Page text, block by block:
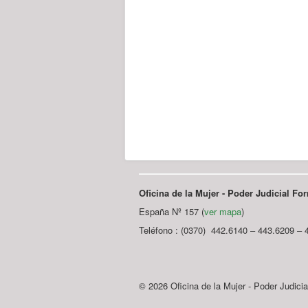
Oficina de la Mujer - Poder Judicial
España Nº 157 (ver mapa)
Teléfono : (0370) 442.6140 – 443.6209 –
© 2026 Oficina de la Mujer - Poder